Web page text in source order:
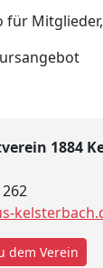
für
1884
dem Verein